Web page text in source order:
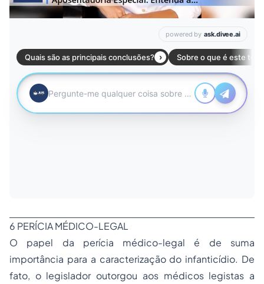
6 PERÍCIA MÉDICO-LEGAL
O papel da perícia médico-legal é de suma
importância para a caracterização do infanticídio. De
fato, o legislador outorgou aos médicos legistas a